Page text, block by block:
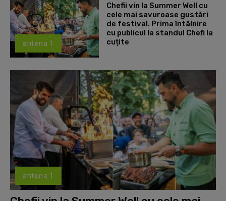
antena 1
Chefii vin la Summer Well cu
cele mai savuroase gustări
de festival. Prima întâlnire
cu publicul la standul Chefi la
cuțite
antena 1